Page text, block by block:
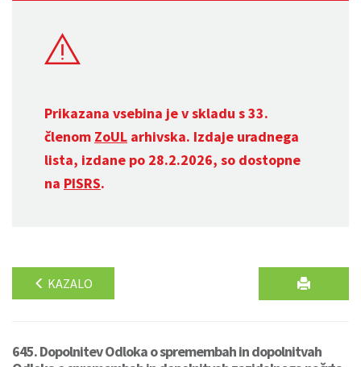
Prikazana vsebina je v skladu s 33.
členom ZoUL arhivska. Izdaje uradnega
lista, izdane po 28.2.2026, so dostopne
na PISRS.
KAZALO
645. Dopolnitev Odloka o spremembah in dopolnitvah